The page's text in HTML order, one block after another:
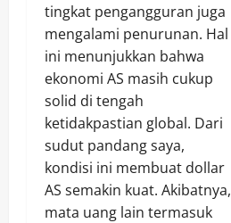
tingkat pengangguran juga
mengalami penurunan. Hal
ini menunjukkan bahwa
ekonomi AS masih cukup
solid di tengah
ketidakpastian global. Dari
sudut pandang saya,
kondisi ini membuat dollar
AS semakin kuat. Akibatnya,
mata uang lain termasuk